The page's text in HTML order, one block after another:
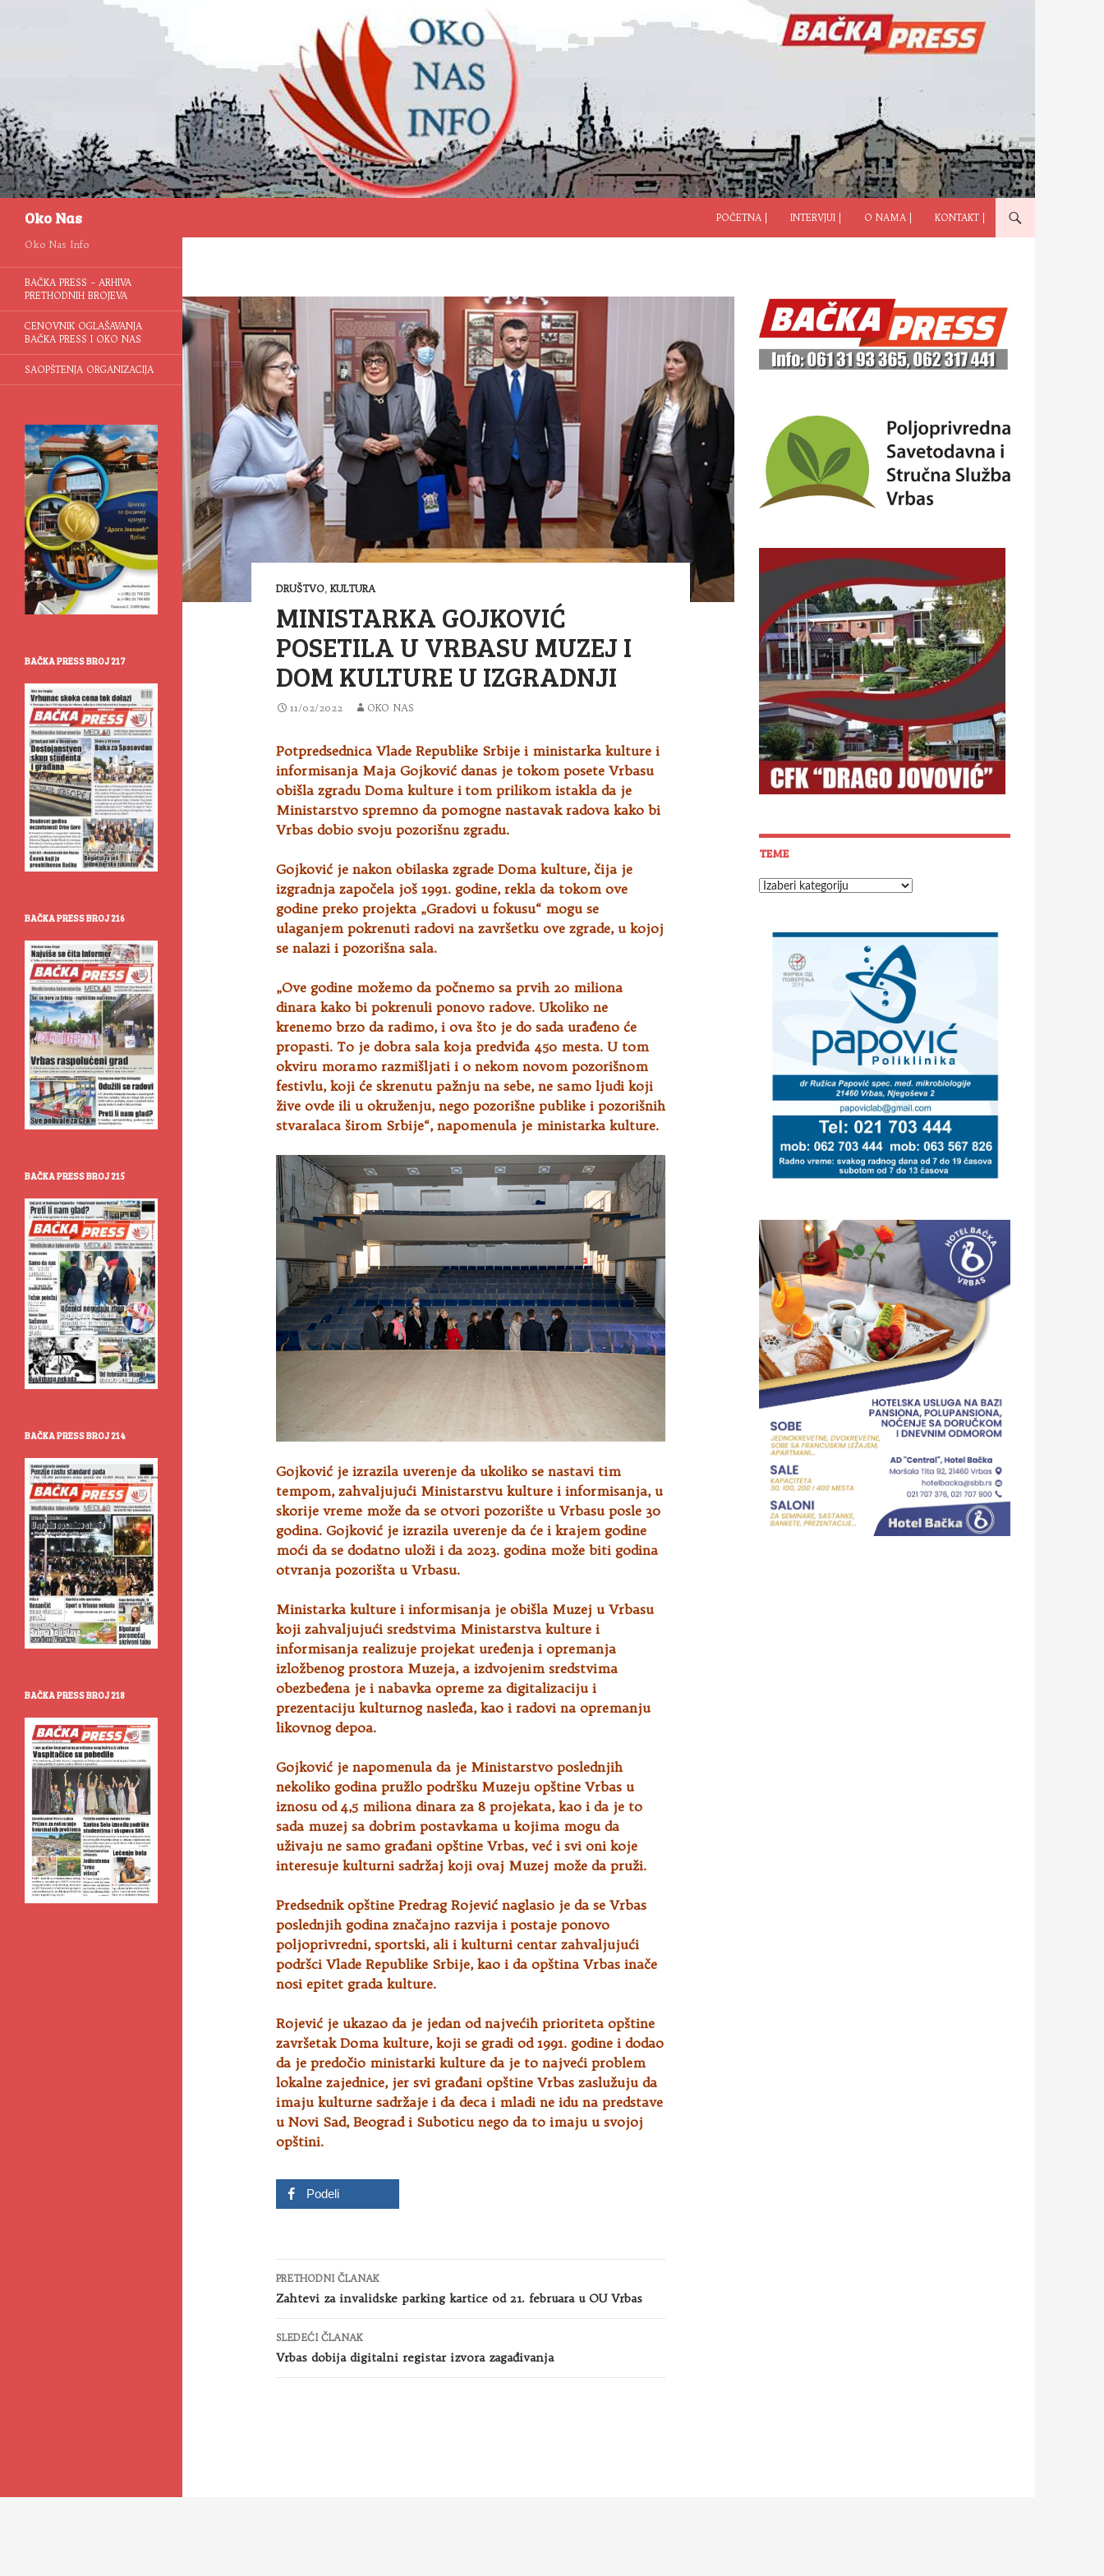
Oko Nas
POČETNA |
INTERVJUI | O NAMA | KONTAKT |
DRUŠTVO, KULTURA
MINISTARKA GOJKOVIĆ
POSETILA U VRBASU MUZEJ I
DOM KULTURE U IZGRADNJI
11/02/2022 OKO NAS
Potpredsednica Vlade Republike Srbije i ministarka kulture i
informisanja Maja Gojković danas je tokom posete Vrbasu
obišla zgradu Doma kulture i tom prilikom istakla da je
Ministarstvo spremno da pomogne nastavak radova kako bi
Vrbas dobio svoju pozorišnu zgradu.
Gojković je nakon obilaska zgrade Doma kulture, čija je
izgradnja započela još 1991. godine, rekla da tokom ove
godine preko projekta „Gradovi u fokusu“ mogu se
ulaganjem pokrenuti radovi na završetku ove zgrade, u kojoj
se nalazi i pozorišna sala.
„Ove godine možemo da počnemo sa prvih 20 miliona
dinara kako bi pokrenuli ponovo radove. Ukoliko ne
krenemo brzo da radimo, i ova što je do sada urađeno će
propasti. To je dobra sala koja predviđa 450 mesta. U tom
okviru moramo razmišljati i o nekom novom pozorišnom
festivlu, koji će skrenutu pažnju na sebe, ne samo ljudi koji
žive ovde ili u okruženju, nego pozorišne publike i pozorišnih
stvaralaca širom Srbije“, napomenula je ministarka kulture.
Gojković je izrazila uverenje da ukoliko se nastavi tim
tempom, zahvaljujući Ministarstvu kulture i informisanja, u
skorije vreme može da se otvori pozorište u Vrbasu posle 30
godina. Gojković je izrazila uverenje da će i krajem godine
moći da se dodatno uloži i da 2023. godina može biti godina
otvranja pozorišta u Vrbasu.
Ministarka kulture i informisanja je obišla Muzej u Vrbasu
koji zahvaljujući sredstvima Ministarstva kulture i
informisanja realizuje projekat uređenja i opremanja
izložbenog prostora Muzeja, a izdvojenim sredstvima
obezbeđena je i nabavka opreme za digitalizaciju i
prezentaciju kulturnog nasleđa, kao i radovi na opremanju
likovnog depoa.
Gojković je napomenula da je Ministarstvo poslednjih
nekoliko godina pružlo podršku Muzeju opštine Vrbas u
iznosu od 4,5 miliona dinara za 8 projekata, kao i da je to
sada muzej sa dobrim postavkama u kojima mogu da
uživaju ne samo građani opštine Vrbas, već i svi oni koje
interesuje kulturni sadržaj koji ovaj Muzej može da pruži.
Predsednik opštine Predrag Rojević naglasio je da se Vrbas
poslednjih godina značajno razvija i postaje ponovo
poljoprivredni, sportski, ali i kulturni centar zahvaljujući
podršci Vlade Republike Srbije, kao i da opština Vrbas inače
nosi epitet grada kulture.
Rojević je ukazao da je jedan od najvećih prioriteta opštine
završetak Doma kulture, koji se gradi od 1991. godine i dodao
da je predočio ministarki kulture da je to najveći problem
lokalne zajednice, jer svi građani opštine Vrbas zaslužuju da
imaju kulturne sadržaje i da deca i mladi ne idu na predstave
u Novi Sad, Beograd i Suboticu nego da to imaju u svojoj
opštini.
Podeli
Kretanje
članaka
PRETHODNI ČLANAK
Zahtevi za invalidske parking kartice od 21. februara u OU Vrbas
SLEDEĆI ČLANAK
Vrbas dobija digitalni registar izvora zagađivanja
TEME
Teme
Oko Nas Info
BAČKA PRESS – ARHIVA
PRETHODNIH BROJEVA
CENOVNIK OGLAŠAVANJA
BAČKA PRESS I OKO NAS
SAOPŠTENJA ORGANIZACIJA
BAČKA PRESS BROJ 217
BAČKA PRESS BROJ 216
BAČKA PRESS BROJ 215
BAČKA PRESS BROJ 214
BAČKA PRESS BROJ 218